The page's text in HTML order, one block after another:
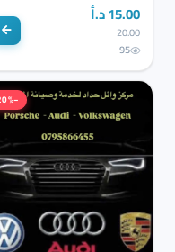
15.00 د.أ
20.00
95
−20%